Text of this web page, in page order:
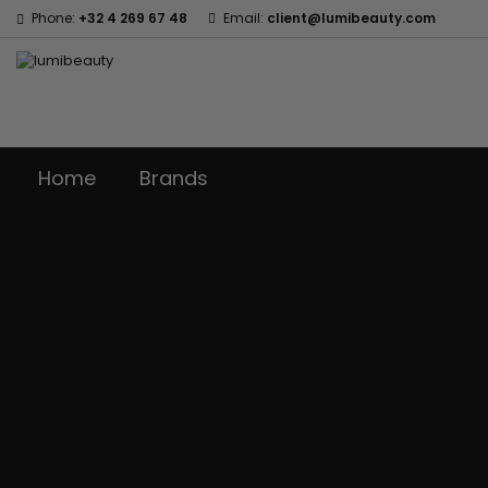
Phone: +32 4 269 67 48 Email: client@lumibeauty.com
Home Brands